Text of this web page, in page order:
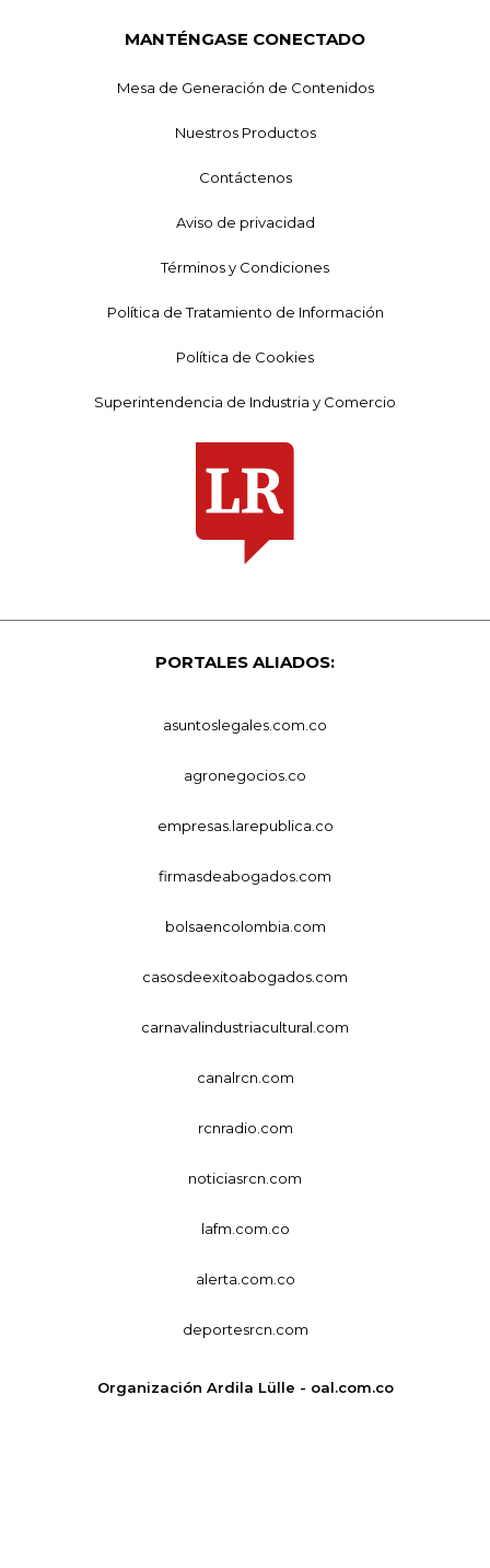
MANTÉNGASE CONECTADO
Mesa de Generación de Contenidos
Nuestros Productos
Contáctenos
Aviso de privacidad
Términos y Condiciones
Política de Tratamiento de Información
Política de Cookies
Superintendencia de Industria y Comercio
PORTALES ALIADOS:
asuntoslegales.com.co
agronegocios.co
empresas.larepublica.co
firmasdeabogados.com
bolsaencolombia.com
casosdeexitoabogados.com
carnavalindustriacultural.com
canalrcn.com
rcnradio.com
noticiasrcn.com
lafm.com.co
alerta.com.co
deportesrcn.com
Organización Ardila Lülle - oal.com.co